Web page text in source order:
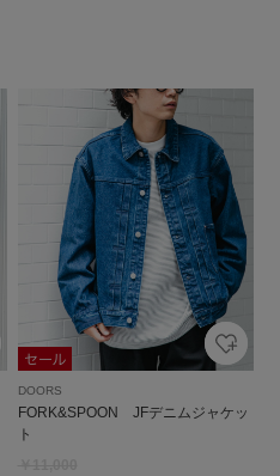
DOORS
FORK&SPOON JFデニムジャケッ
ト